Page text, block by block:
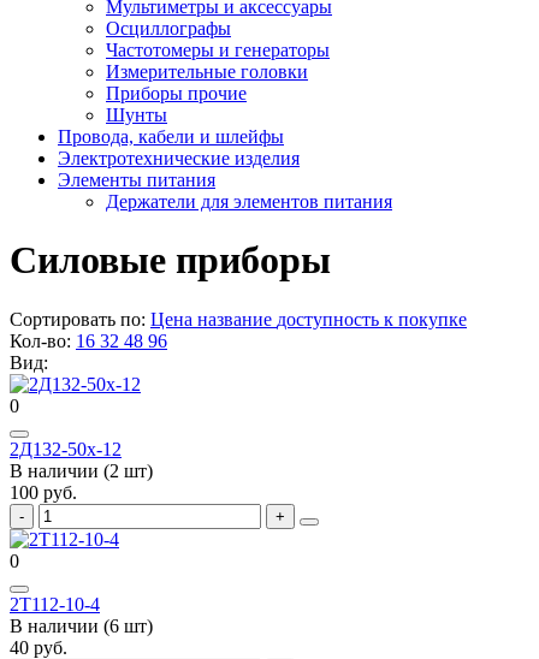
Мультиметры и аксессуары
Осциллографы
Частотомеры и генераторы
Измерительные головки
Приборы прочие
Шунты
Провода, кабели и шлейфы
Электротехнические изделия
Элементы питания
Держатели для элементов питания
Силовые приборы
Сортировать по: Цена название доступность к покупке
Кол-во: 16 32 48 96
Вид:
0
2Д132-50х-12
В наличии (2 шт)
100 руб.
0
2Т112-10-4
В наличии (6 шт)
40 руб.